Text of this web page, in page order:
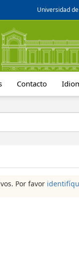
Universidad
Contacto
Por favor